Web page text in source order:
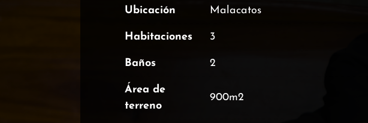
Ubicación Malacatos
Habitaciones 3
Baños 2
Área de
terreno
900m2